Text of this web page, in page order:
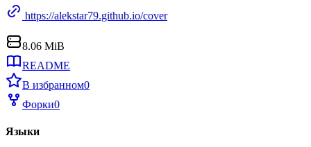
https://alekstar79.github.io/cover
8.06 MiB
README
В избранном0
Форки0
Языки